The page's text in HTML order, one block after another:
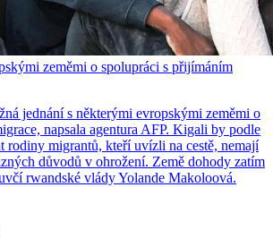
zeměmi o spolupráci s přijímáním
jednání s některými evropskými zeměmi o
napsala agentura AFP. Kigali by podle
rodiny migrantů, kteří uvízli na cestě, nemají
důvodů v ohrožení. Země dohody zatím
rwandské vlády Yolande Makoloová.